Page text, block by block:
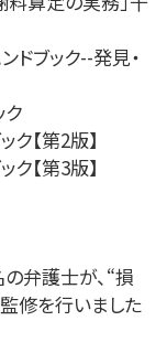
ブック--発見・
【第2版】
【第3版】
弁護士が、“損
修を行いました